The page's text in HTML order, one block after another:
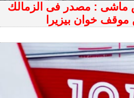
ماشى : مصدر فى الزمالك
خوان بيزيرا